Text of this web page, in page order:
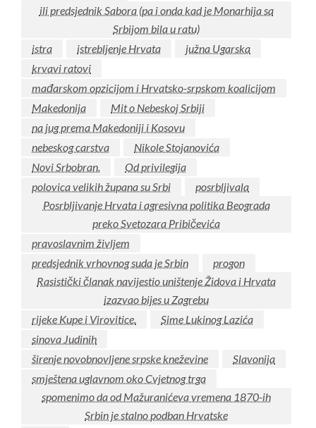
ili predsjednik Sabora (pa i onda kad je Monarhija sa
Srbijom bila u ratu)
istra
istrebljenje Hrvata
južna Ugarska
krvavi ratovi
mađarskom opzicijom i Hrvatsko-srpskom koalicijom
Makedonija
Mit o Nebeskoj Srbiji
na jug prema Makedoniji i Kosovu
nebeskog carstva
Nikole Stojanovića
Novi Srbobran.
Od privilegija
polovica velikih župana su Srbi
posrbljivala
Posrbljivanje Hrvata i agresivna politika Beograda
preko Svetozara Pribičevića
pravoslavnim življem
predsjednik vrhovnog suda je Srbin
progon
Rasistički članak navijestio uništenje Židova i Hrvata
izazvao bijes u Zagrebu
rijeke Kupe i Virovitice.
Sime Lukinog Lazića
sinova Judinih
širenje novobnovljene srpske kneževine
Slavonija
smještena uglavnom oko Cvjetnog trga
spomenimo da od Mažuranićeva vremena 1870-ih
Srbin je stalno podban Hrvatske